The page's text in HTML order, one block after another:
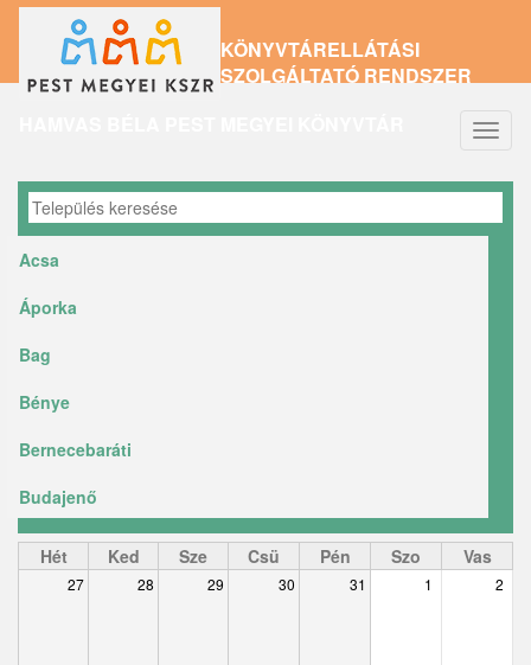
tartalomra
KÖNYVTÁRELLÁTÁSI
SZOLGÁLTATÓ RENDSZER
Acsa
Áporka
Bag
Bénye
Bernecebaráti
Budajenő
Ceglédbercel
Csemő
Hét Ked Sze Csü Pén Szo Vas
27 28 29 30 31 1 2